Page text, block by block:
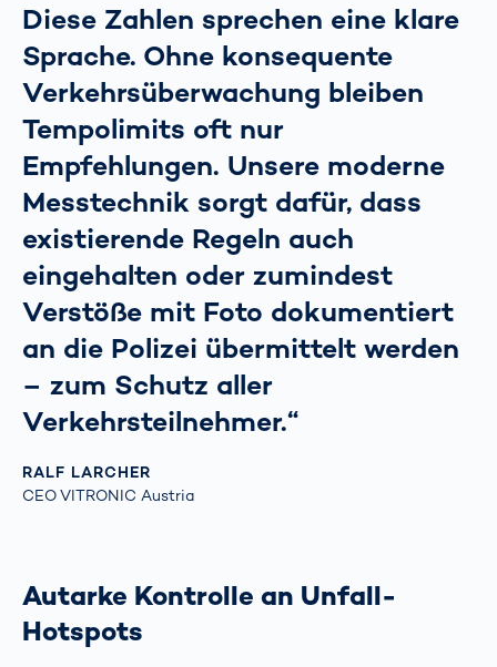
Diese Zahlen sprechen eine klare
Sprache. Ohne konsequente
Verkehrsüberwachung bleiben
Tempolimits oft nur
Empfehlungen. Unsere moderne
Messtechnik sorgt dafür, dass
existierende Regeln auch
eingehalten oder zumindest
Verstöße mit Foto dokumentiert
an die Polizei übermittelt werden
– zum Schutz aller
Verkehrsteilnehmer.“
RALF LARCHER
CEO VITRONIC Austria
Autarke Kontrolle an Unfall-
Hotspots